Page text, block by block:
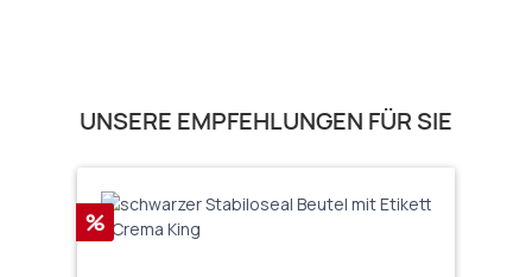
Produktgalerie überspringen
UNSERE EMPFEHLUNGEN FÜR SIE
Rabatt
%